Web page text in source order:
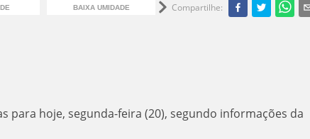
BAIXA UMIDADE FRIO
Compartilhe:
para hoje, segunda-feira (20), segundo informações da